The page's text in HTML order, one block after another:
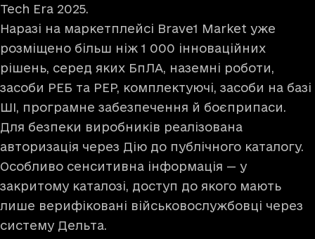
Tech Era 2025.
Наразі на маркетплейсі Brave1 Market уже
розміщено більш ніж 1 000 інноваційних
рішень, серед яких БпЛА, наземні роботи,
засоби РЕБ та РЕР, комплектуючі, засоби на базі
ШІ, програмне забезпечення й боєприпаси.
Для безпеки виробників реалізована
авторизація через Дію до публічного каталогу.
Особливо сенситивна інформація — у
закритому каталозі, доступ до якого мають
лише верифіковані військовослужбовці через
систему Дельта.